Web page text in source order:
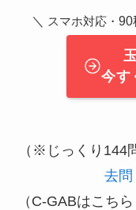
＼ スマホ対応・ 90
今す
（※じっくり144
去問
（C-GABはこち